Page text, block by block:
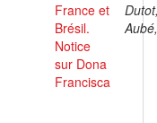
France et
Brésil.
Notice
sur Dona
Francisca